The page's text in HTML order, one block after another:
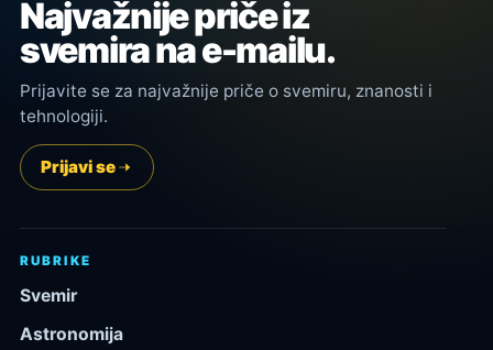
Najvažnije priče iz
svemira na e-mailu.
Prijavite se za najvažnije priče o svemiru, znanosti i
tehnologiji.
Prijavi se
RUBRIKE
Svemir
Astronomija